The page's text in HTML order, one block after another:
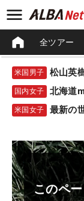
全ツアー
米国男子 松山英
国内女子 北海道
米国女子 最新の
このペ